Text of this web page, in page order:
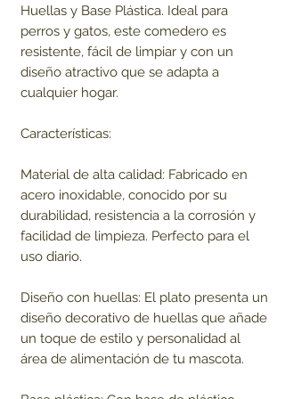
Huellas y Base Plástica. Ideal para
perros y gatos, este comedero es
resistente, fácil de limpiar y con un
diseño atractivo que se adapta a
cualquier hogar.
Características:
Material de alta calidad: Fabricado en
acero inoxidable, conocido por su
durabilidad, resistencia a la corrosión y
facilidad de limpieza. Perfecto para el
uso diario.
Diseño con huellas: El plato presenta un
diseño decorativo de huellas que añade
un toque de estilo y personalidad al
área de alimentación de tu mascota.